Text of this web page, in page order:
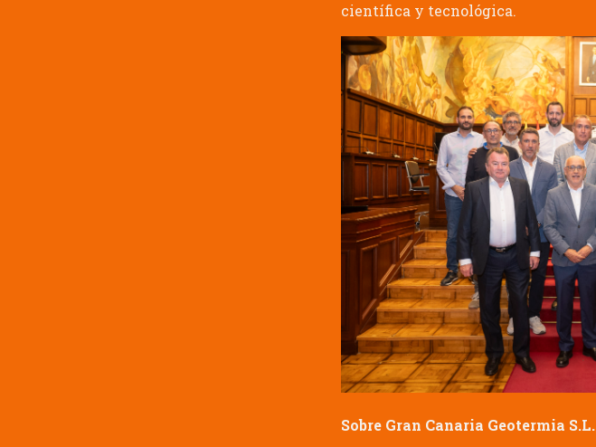
científica y tecnológica.
Sobre Gran Canaria Geotermia S.L.